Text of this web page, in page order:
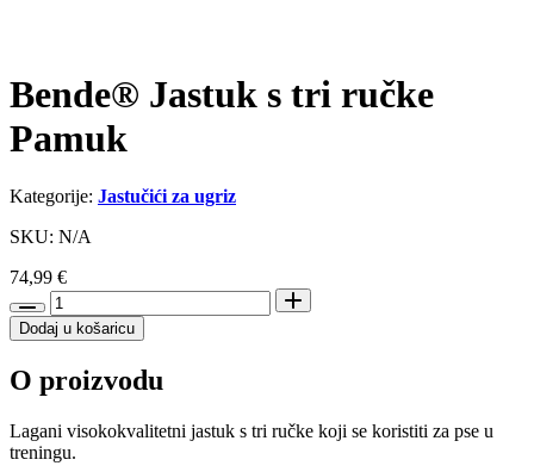
Bende® Jastuk s tri ručke
Pamuk
Kategorije: Jastučići za ugriz
SKU: N/A
74,99 €
Bende®
Jastuk
s
ručke
količina
Dodaj u košaricu
O proizvodu
Lagani visokokvalitetni jastuk s tri ručke koji se koristiti za pse u
treningu.